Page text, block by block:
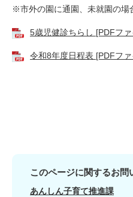
※市外の園に通園、未就園の場
5歳児健診ちらし [PDFフ
令和8年度日程表 [PDFフ
このページに関するお問
あんしん子育て推進課